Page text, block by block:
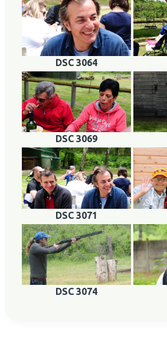
DSC 3064
DSC 3069
DSC 3071
DSC 3074